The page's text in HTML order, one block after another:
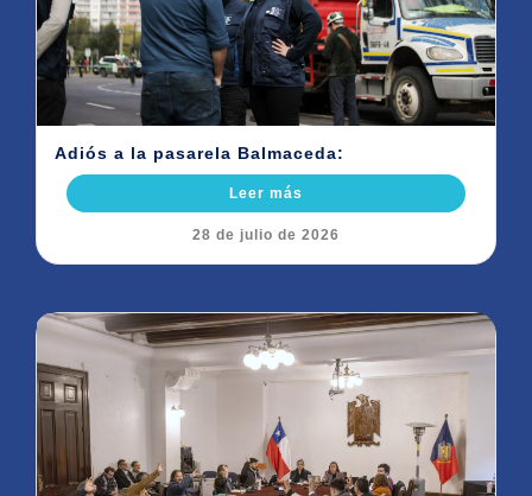
Adiós a la pasarela Balmaceda:
Leer más
28 de julio de 2026